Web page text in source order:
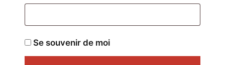
Se souvenir de moi